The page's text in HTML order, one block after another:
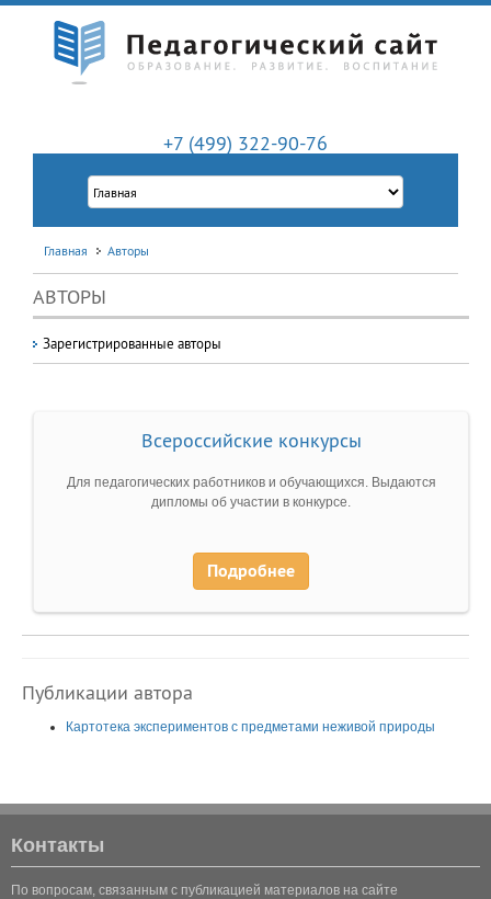
+7 (499) 322-90-76
Главная Авторы
АВТОРЫ
Зарегистрированные авторы
Всероссийские конкурсы
Для педагогических работников и обучающихся. Выдаются
дипломы об участии в конкурсе.
Подробнее
Публикации автора
Картотека экспериментов с предметами неживой природы
Контакты
По вопросам, связанным с публикацией материалов на сайте